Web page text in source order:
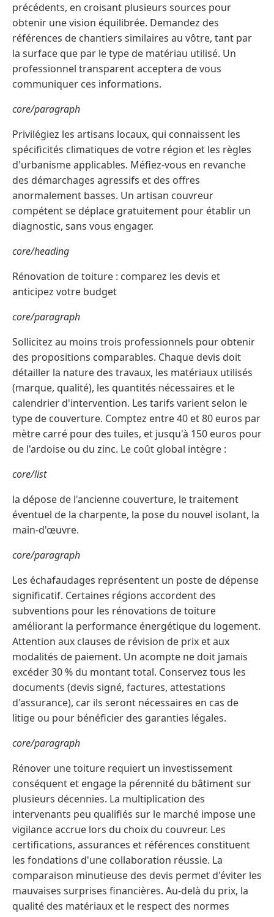
précédents, en croisant plusieurs sources pour
obtenir une vision équilibrée. Demandez des
références de chantiers similaires au vôtre, tant par
la surface que par le type de matériau utilisé. Un
professionnel transparent acceptera de vous
communiquer ces informations.
core/paragraph
Privilégiez les artisans locaux, qui connaissent les
spécificités climatiques de votre région et les règles
d'urbanisme applicables. Méfiez-vous en revanche
des démarchages agressifs et des offres
anormalement basses. Un artisan couvreur
compétent se déplace gratuitement pour établir un
diagnostic, sans vous engager.
core/heading
Rénovation de toiture : comparez les devis et
anticipez votre budget
core/paragraph
Sollicitez au moins trois professionnels pour obtenir
des propositions comparables. Chaque devis doit
détailler la nature des travaux, les matériaux utilisés
(marque, qualité), les quantités nécessaires et le
calendrier d'intervention. Les tarifs varient selon le
type de couverture. Comptez entre 40 et 80 euros par
mètre carré pour des tuiles, et jusqu'à 150 euros pour
de l'ardoise ou du zinc. Le coût global intègre :
core/list
la dépose de l'ancienne couverture, le traitement
éventuel de la charpente, la pose du nouvel isolant, la
main-d'œuvre.
core/paragraph
Les échafaudages représentent un poste de dépense
significatif. Certaines régions accordent des
subventions pour les rénovations de toiture
améliorant la performance énergétique du logement.
Attention aux clauses de révision de prix et aux
modalités de paiement. Un acompte ne doit jamais
excéder 30 % du montant total. Conservez tous les
documents (devis signé, factures, attestations
d'assurance), car ils seront nécessaires en cas de
litige ou pour bénéficier des garanties légales.
core/paragraph
Rénover une toiture requiert un investissement
conséquent et engage la pérennité du bâtiment sur
plusieurs décennies. La multiplication des
intervenants peu qualifiés sur le marché impose une
vigilance accrue lors du choix du couvreur. Les
certifications, assurances et références constituent
les fondations d'une collaboration réussie. La
comparaison minutieuse des devis permet d'éviter les
mauvaises surprises financières. Au-delà du prix, la
qualité des matériaux et le respect des normes